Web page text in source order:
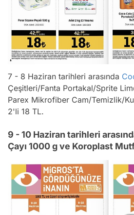
7 - 8 Haziran tarihleri arasında
Çeşitleri/Fanta Portakal/Sprite
Parex Mikrofiber Cam/Temizlik/
2'li 18 TL.
9 - 10 Haziran tarihleri
Çayı 1000 g ve Koroplast